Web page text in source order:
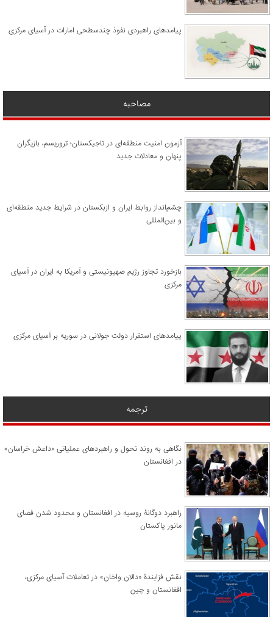
پیامدهای راهبردی نفوذ چندسطحی امارات در آسیای مرکزی
مصاحبه
آزمون امنیت منطقه‌ای در تاجیکستان؛ تروریسم، بازیگران
پنهان و معادلات جدید
چشم‌انداز روابط ایران و ازبکستان در شرایط جدید منطقه‌ای
و بین‌المللی
​بازخورد تجاوز رژیم صهیونیستی و آمریکا به ایران در آسیای
مرکزی
پیامدهای استقرار دولت جولانی در سوریه بر آسیای مرکزی
ترجمه
نگاهی به روند تحول و راهبردهای عملیاتی «داعش خراسان»
در افغانستان
راهبرد دوگانۀ روسیه در افغانستان و محدود شدن فضای
مانور پاکستان
نقش فزایندۀ «دالان واخان» در تعاملات آسیای مرکزی،
افغانستان و چین